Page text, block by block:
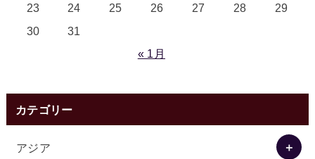
23
24 25 26 27 28
29
30
31
« 1月
カテゴリー
アジア